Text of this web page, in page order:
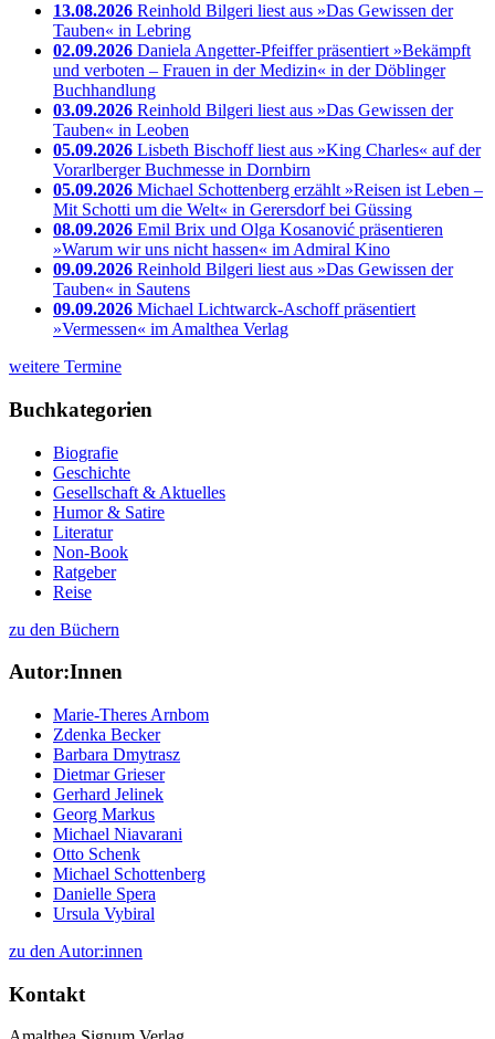
13.08.2026 Reinhold Bilgeri liest aus »Das Gewissen der
Tauben« in Lebring
02.09.2026 Daniela Angetter-Pfeiffer präsentiert »Bekämpft
und verboten – Frauen in der Medizin« in der Döblinger
Buchhandlung
03.09.2026 Reinhold Bilgeri liest aus »Das Gewissen der
Tauben« in Leoben
05.09.2026 Lisbeth Bischoff liest aus »King Charles« auf der
Vorarlberger Buchmesse in Dornbirn
05.09.2026 Michael Schottenberg erzählt »Reisen ist Leben –
Mit Schotti um die Welt« in Gerersdorf bei Güssing
08.09.2026 Emil Brix und Olga Kosanović präsentieren
»Warum wir uns nicht hassen« im Admiral Kino
09.09.2026 Reinhold Bilgeri liest aus »Das Gewissen der
Tauben« in Sautens
09.09.2026 Michael Lichtwarck-Aschoff präsentiert
»Vermessen« im Amalthea Verlag
weitere Termine
Buchkategorien
Biografie
Geschichte
Gesellschaft & Aktuelles
Humor & Satire
Literatur
Non-Book
Ratgeber
Reise
zu den Büchern
Autor:Innen
Marie-Theres Arnbom
Zdenka Becker
Barbara Dmytrasz
Dietmar Grieser
Gerhard Jelinek
Georg Markus
Michael Niavarani
Otto Schenk
Michael Schottenberg
Danielle Spera
Ursula Vybiral
zu den Autor:innen
Kontakt